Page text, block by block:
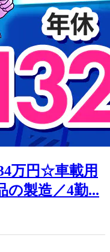
万円☆車載用
の製造／4勤...